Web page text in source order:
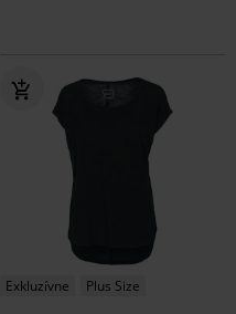
Exkluzívne Plus Size